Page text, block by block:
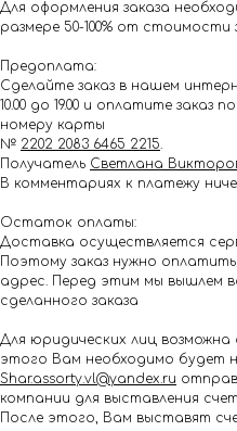
Для оформления заказа
размере 50-100% от стоимости
Предоплата:
Сделайте заказ в нашем
10.00 до 19.00 и оплатите заказ
номеру карты
№ 2202 2083 6465 2215.
Получатель Светлана
В комментариях к платежу
Остаток оплаты:
Доставка осуществляется
Поэтому заказ нужно
адрес. Перед этим мы вышлем
сделанного заказа
Для юридических лиц
этого Вам необходимо будет
Shar.assorty.vl@yandex.ru
компании для выставления
После этого, Вам выставят